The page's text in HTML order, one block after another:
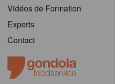
Vidéos de Formation
Experts
Contact